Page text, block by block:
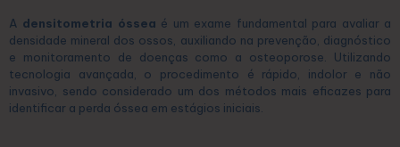
A densitometria óssea é um exame fundamental para avaliar a
densidade mineral dos ossos, auxiliando na prevenção, diagnóstico
e monitoramento de doenças como a osteoporose. Utilizando
tecnologia avançada, o procedimento é rápido, indolor e não
invasivo, sendo considerado um dos métodos mais eficazes para
identificar a perda óssea em estágios iniciais.